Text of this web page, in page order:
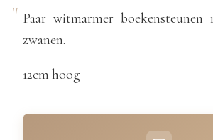
Paar witmarmer boekensteunen
zwanen.
12cm hoog